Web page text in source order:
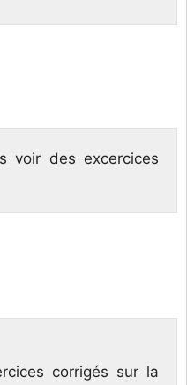
voir des excercices
corrigés sur la